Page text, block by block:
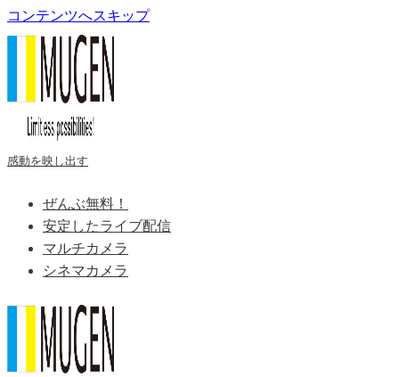
コンテンツへスキップ
感動を映し出す
ぜんぶ無料！
安定したライブ配信
マルチカメラ
シネマカメラ